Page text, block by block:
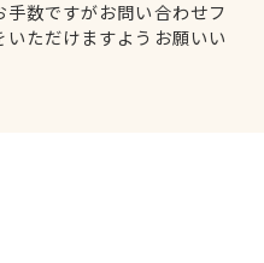
数ですがお問い合わせフ
ただけますようお願いい